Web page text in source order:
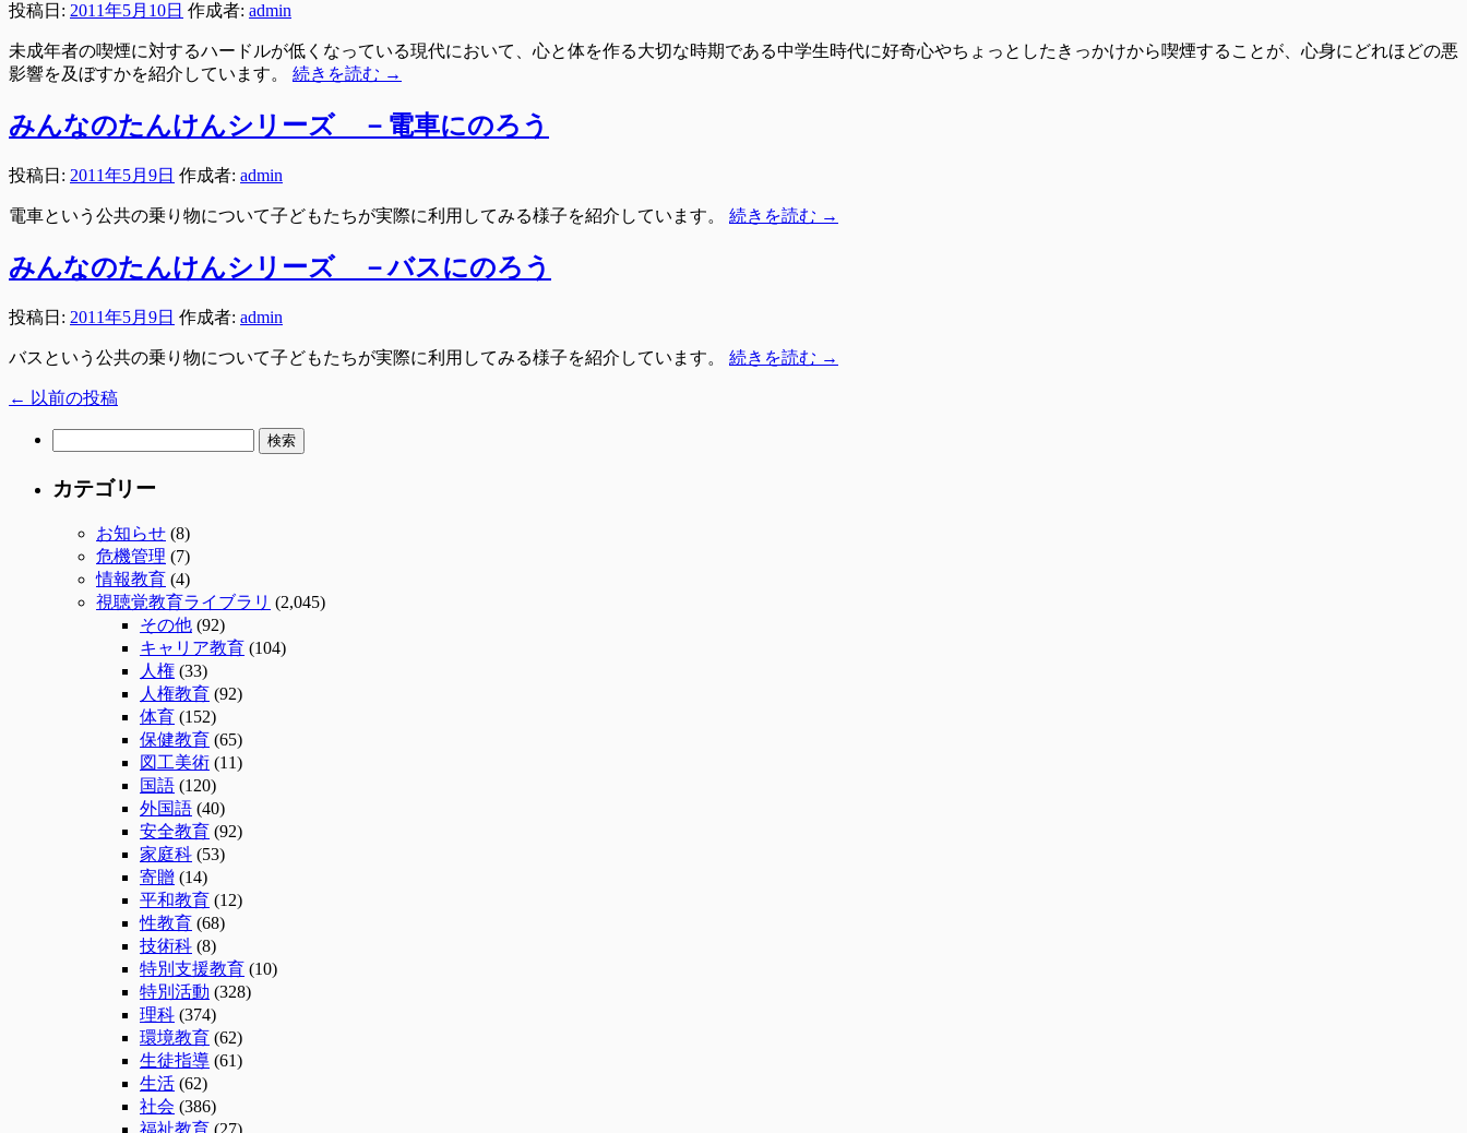
投稿日: 2011年5月10日 作成者: admin
未成年者の喫煙に対するハードルが低くなっている現代において、心と体を作る大切な時期である中学生時代に好奇心やちょっとしたきっかけから喫煙することが、心身にどれほどの悪
影響を及ぼすかを紹介しています。 続きを読む →
みんなのたんけんシリーズ －電車にのろう
投稿日: 2011年5月9日 作成者: admin
電車という公共の乗り物について子どもたちが実際に利用してみる様子を紹介しています。 続きを読む →
みんなのたんけんシリーズ －バスにのろう
投稿日: 2011年5月9日 作成者: admin
バスという公共の乗り物について子どもたちが実際に利用してみる様子を紹介しています。 続きを読む →
← 以前の投稿
カテゴリー
お知らせ (8)
危機管理 (7)
情報教育 (4)
視聴覚教育ライブラリ (2,045)
その他 (92)
キャリア教育 (104)
人権 (33)
人権教育 (92)
体育 (152)
保健教育 (65)
図工美術 (11)
国語 (120)
外国語 (40)
安全教育 (92)
家庭科 (53)
寄贈 (14)
平和教育 (12)
性教育 (68)
技術科 (8)
特別支援教育 (10)
特別活動 (328)
理科 (374)
環境教育 (62)
生徒指導 (61)
生活 (62)
社会 (386)